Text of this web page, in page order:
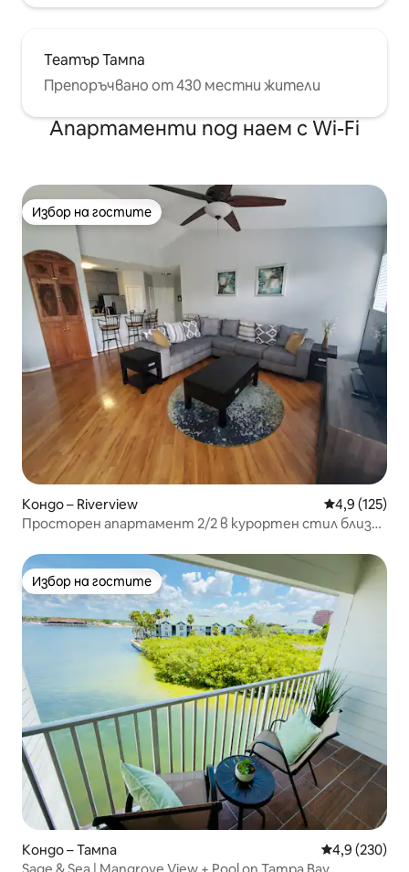
Театър Тампа
Препоръчвано от 430 местни жители
Апартаменти под наем с Wi-Fi
Избор на гостите
Избор на гостите
Кондо – Riverview Средна
4,9 (125)
Просторен апартамент 2/2 в курортен стил близо
Избор на гостите
Избор на гостите
Кондо – Тампа Средна
4,9 (230)